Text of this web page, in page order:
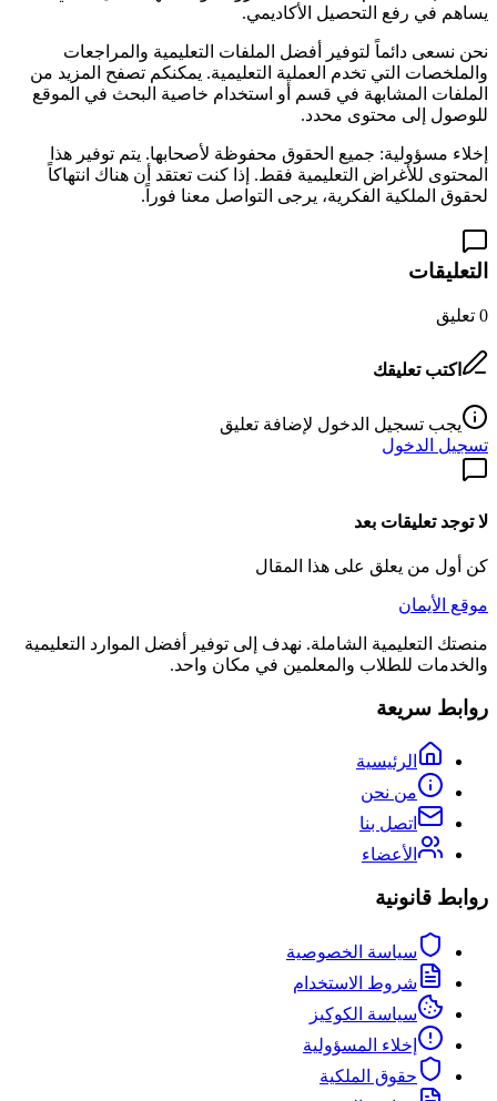
يساهم في رفع التحصيل الأكاديمي.
نحن نسعى دائماً لتوفير أفضل الملفات التعليمية والمراجعات
والملخصات التي تخدم العملية التعليمية. يمكنكم تصفح المزيد من
الملفات المشابهة في قسم
أو استخدام خاصية البحث في الموقع
للوصول إلى محتوى محدد.
إخلاء مسؤولية: جميع الحقوق محفوظة لأصحابها. يتم توفير هذا
المحتوى للأغراض التعليمية فقط. إذا كنت تعتقد أن هناك انتهاكاً
لحقوق الملكية الفكرية، يرجى التواصل معنا فوراً.
التعليقات
0 تعليق
اكتب تعليقك
يجب تسجيل الدخول لإضافة تعليق
تسجيل الدخول
لا توجد تعليقات بعد
كن أول من يعلق على هذا المقال
موقع الأيمان
منصتك التعليمية الشاملة. نهدف إلى توفير أفضل الموارد التعليمية
والخدمات للطلاب والمعلمين في مكان واحد.
روابط سريعة
الرئيسية
من نحن
اتصل بنا
الأعضاء
روابط قانونية
سياسة الخصوصية
شروط الاستخدام
سياسة الكوكيز
إخلاء المسؤولية
حقوق الملكية